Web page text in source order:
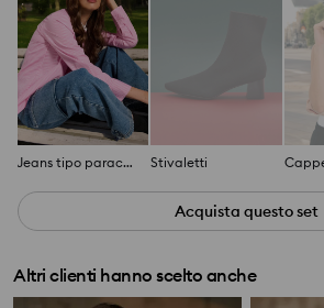
Jeans tipo parachute Stivaletti
Acquista questo set
Altri clienti hanno scelto anche